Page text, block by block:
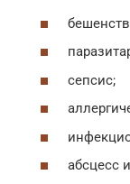
сепсис;
абсцесс